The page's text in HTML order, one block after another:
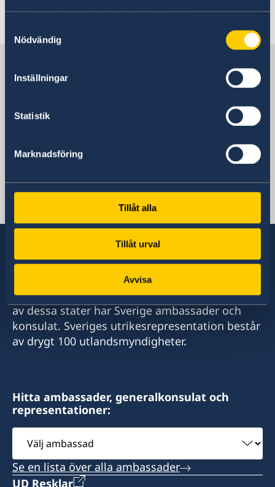
samlat in när du har använt deras tjänster.
Nödvändig
Inställningar
Statistik
Marknadsföring
Tillåt alla
Tillåt urval
Avvisa
Sveriges ambassader
Liberia, Monrovia
Svenska konsulat
Svenska konsulatet i Freetown har öppet
måndag till fredag 09:00 - 12:30 samt 14:00 -
Kontakt:
Harish Agnani
Honorary Consul
Freetown, Sierra Leone
Mobile : +232 76 703000
Sverige har diplomatiska förbindelser med i
stort sett alla stater i världen. I ungefär hälften
av dessa stater har Sverige ambassader och
konsulat. Sveriges utrikesrepresentation består
av drygt 100 utlandsmyndigheter.
Hitta ambassader, generalkonsulat och
representationer:
Välj
ambassad
Se en lista över alla ambassader
UD Resklar